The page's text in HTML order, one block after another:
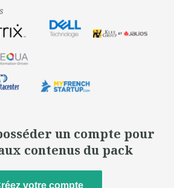
un compte pour
contenus du pack
votre compte